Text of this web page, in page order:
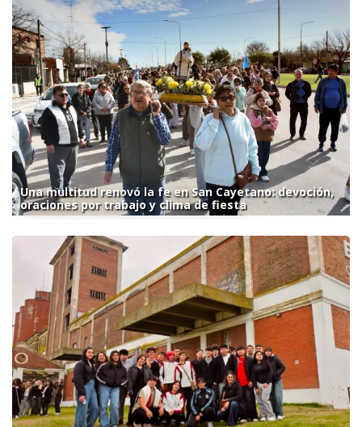
Una multitud renovó la fe en San Cayetano: devoción,
oraciones por trabajo y clima de fiesta